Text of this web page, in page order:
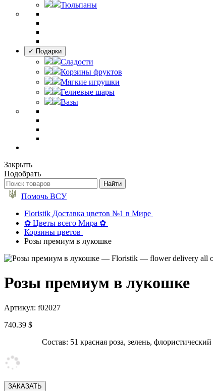
Тюльпаны
✓ Подарки
Сладости
Корзины фруктов
Мягкие игрушки
Гелиевые шары
Вазы
Закрыть
Подобрать
Помочь ВСУ
Floristik Доставка цветов №1 в Мире
✿ Цветы всего Мира ✿
Корзины цветов
Розы премиум в лукошке
Розы премиум в лукошке
Артикул: f02027
740.39 $
Состав: 51 красная роза, зелень,